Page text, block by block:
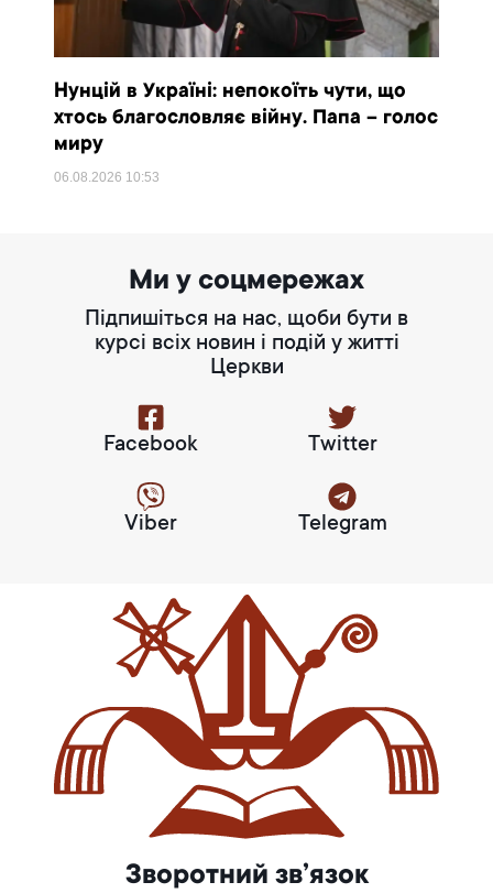
Нунцій в Україні: непокоїть чути, що
хтось благословляє війну. Папа – голос
миру
06.08.2026 10:53
Ми у соцмережах
Підпишіться на нас, щоби бути в
курсі всіх новин і подій у житті
Церкви
Facebook Twitter
Viber Telegram
Зворотний зв’язок